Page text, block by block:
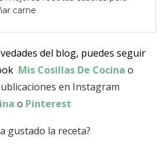
carne
del blog, puedes seguir
Mis Cosillas De Cocina o
en Instagram
o Pinterest
gustado la receta?